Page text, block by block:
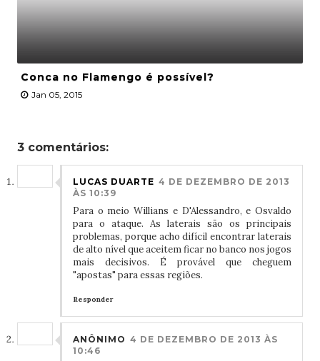
Conca no Flamengo é possível?
Jan 05, 2015
3 comentários:
LUCAS DUARTE 4 DE DEZEMBRO DE 2013
ÀS 10:39
Para o meio Willians e D'Alessandro, e Osvaldo
para o ataque. As laterais são os principais
problemas, porque acho difícil encontrar laterais
de alto nível que aceitem ficar no banco nos jogos
mais decisivos. É provável que cheguem
"apostas" para essas regiões.
Responder
ANÔNIMO 4 DE DEZEMBRO DE 2013 ÀS
10:46